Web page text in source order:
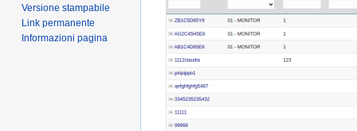
Versione stampabile
Link permanente
Informazioni pagina